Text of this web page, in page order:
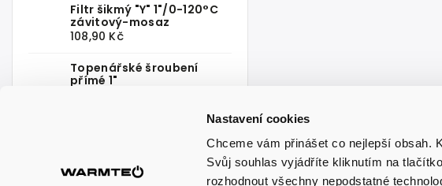
Nastavení cookies
Chceme vám přinášet co nejlepší obsah.
Svůj souhlas vyjádříte kliknutím na
rozhodnout všechny nepodstatné
Filtr šikmý "Y" 1"/0-120°C
závitový-mosaz
108,90 Kč
Topenářské šroubení
přímé 1"